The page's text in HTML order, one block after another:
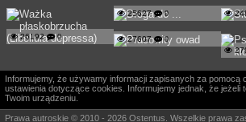
26192 0
25627 0
27607
0
Informujemy, że używamy informacji zapisanych za
ustawienia dotyczące cookies. Informujemy jednak, że
Twoim urządzeniu.
Prawa autroskie © 2010 - 2026 Ostentus. Wszelkie prawa